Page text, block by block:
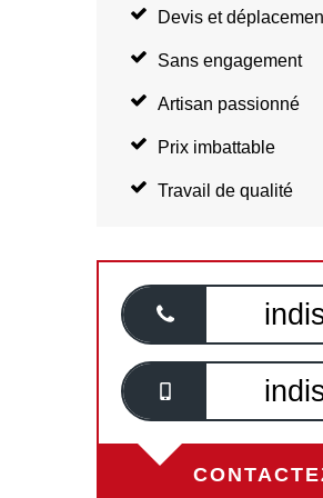
Devis et
Sans engagement
Artisan passionné
Prix imbattable
Travail de qualité